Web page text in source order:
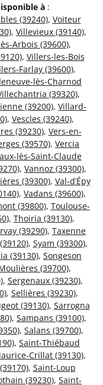
à :
(39240), Voiteur
, Villevieux (39140),
Arbois (39600),
, Villers-les-Bois
Farlay (39600),
lès-Charnod
(39320),
(39200), Villard-
, Vescles (39240),
(39230), Vers-en-
(39570), Vercia
lès-Saint-Claude
, Vannoz (39300),
(39300), Val-d’Épy
, Vadans (39600),
(39800), Toulouse-
, Thoiria (39130),
(39290), Taxenne
, Syam (39300),
(39130), Songeson
(39700),
, Sergenaux (39230),
, Sellières (39230),
(39130), Sarrogna
, Sampans (39100),
, Salans (39700),
, Saint-Thiébaud
Crillat (39130),
, Saint-Loup
(39230), Saint-